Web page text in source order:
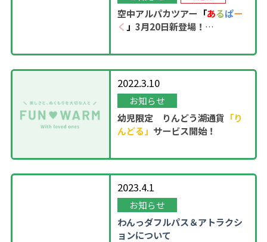
空中アルパカツアー 「あるぱー
く 」3月20日新登場！
2022.3.10
お知らせ
幼児限定 りんどう湖通貨 「り
んどる」 サービス開始！
2023.4.1
お知らせ
わんっダフルパス＆アトラクシ
ョンについて